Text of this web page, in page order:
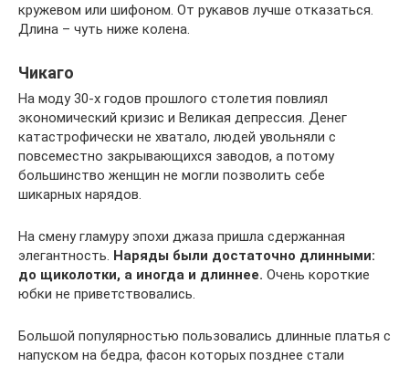
кружевом или шифоном. От рукавов лучше отказаться.
Длина – чуть ниже колена.
Чикаго
На моду 30-х годов прошлого столетия повлиял
экономический кризис и Великая депрессия. Денег
катастрофически не хватало, людей увольняли с
повсеместно закрывающихся заводов, а потому
большинство женщин не могли позволить себе
шикарных нарядов.
На смену гламуру эпохи джаза пришла сдержанная
элегантность. Наряды были достаточно длинными:
до щиколотки, а иногда и длиннее. Очень короткие
юбки не приветствовались.
Большой популярностью пользовались длинные платья с
напуском на бедра, фасон которых позднее стали